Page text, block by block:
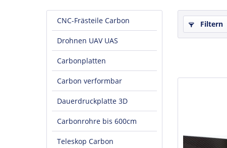
CNC-Frästeile Carbon
Drohnen UAV UAS
Carbonplatten
Carbon verformbar
Dauerdruckplatte 3D
Carbonrohre bis 600cm
Teleskop Carbon
Filtern